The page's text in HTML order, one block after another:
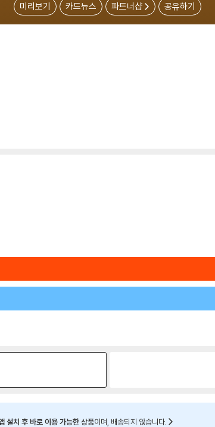
미리보기 카드뉴스 파트너샵 공유하기
치 후 바로 이용 가능한 상품이며, 배송되지 않습니다.